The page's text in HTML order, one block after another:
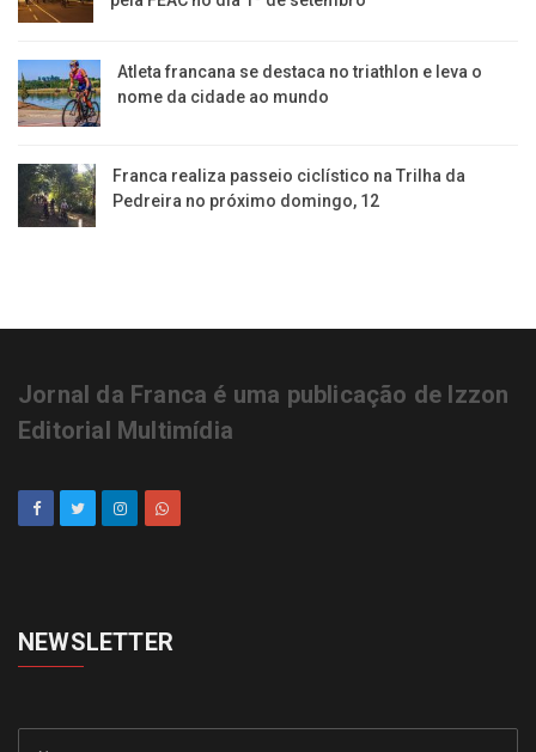
Atleta francana se destaca no triathlon e leva o
nome da cidade ao mundo
Franca realiza passeio ciclístico na Trilha da
Pedreira no próximo domingo, 12
Jornal da Franca é uma publicação de Izzon
Editorial Multimídia
NEWSLETTER